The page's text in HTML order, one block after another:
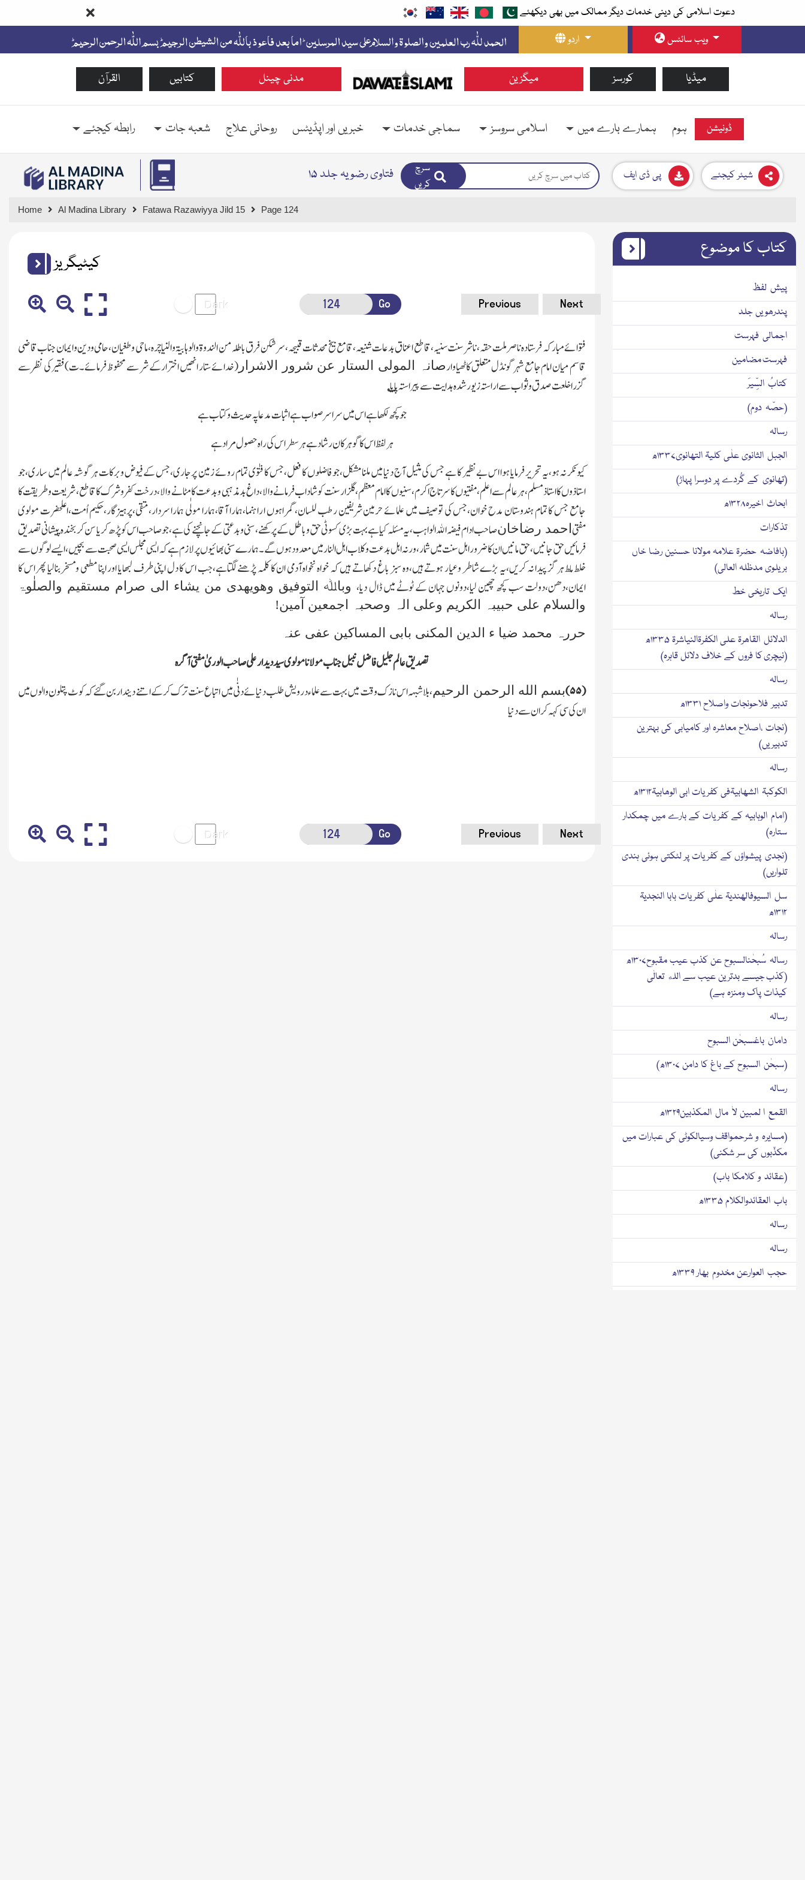
دعوت اسلامی کی دینی خدمات دیگر ممالک میں بھی دیکھئے
اردو
ویب سائٹس
القرآن کتابیں مدنی چینل میگزین کورسز میڈیا
ہوم ہمارے بارے میں اسلامی سروسز سماجی خدمات خبریں اور اپڈیٹس روحانی علاج شعبہ جات رابطہ کیجئے ڈونیشن
فتاوی رضویہ جلد ۱۵
سرچ
کریں
پی ڈی ایف شیئر کیجئے
Home Al Madina Library Fatawa Razawiyya Jild 15 Page 124
کیٹیگریز
Go Previous Next
فتوائے مبارکہ فرستادہ ناصر ملت حقہ،ناشر سنت سنیہ،قاطع اعناق بدعات شنیعہ،قامع بیخ محدثات قبیحہ،سرشکن فرق باطلہ من الندوۃ والوہابیۃ والنیاچرہ،ماحی وطغیان،حامی ودین وایمان جناب قاضی
قاسم میان امام جامع شہر گونڈل متعلق کاٹھیاوارصانہ المولی الستار عن شرور الاشرار(خدائے ستار انھیں اخترار کے شر سے محفوظ فرمائے۔ت)فقیر کی نظر سے
گزرا خلعت صدق وثواب سے اراستہ زیور شدہ ہدایت سے پیراستہ پایا؎
جو کچھ لکھا ہے اس میں سراسر صواب ہےاثبات مدعا پہ حدیث وکتاب ہے
ہر لفظ ا س کا گوہر کان رشاد ہے ہر سطر اس کی راہ حصول مرادہے
کیونکر نہ ہو،یہ تحریر فرمایا ہوا اس بے نظیر کا ہے جس کی مثیل آج دنیا میں ملنا مشکل،جو فاضلوں کا فعل،جس کا فتوٰی تمام روئے زمین پرجاری،جس کے فیوض وبرکات ہر گوشہ عالم میں ساری،جو
استاذوں کااستاذ مسلم،ہرعالم سے اعلم،مفتیوں کا سرتاج اکرم،سنیوں کا امام معظم،گلزار سنت کو شاداب فرمانےوالا،داغ بد مذہبی و بدعت کا مٹانے والا،درخت کفر وشرك کا قاطع، شریعت وطریقت کا
جامع جس کا تمام ہندوستان مدح خوان،جس کی توصیف میں علمائے حرمین شریفین رطب للسان، گمراہوں ا راہنما،ہمارا آقا،ہمارا مولٰی ہمارا سردار،متقی،پرہیزگار،حکیم اُمت،اعلحضرت مولوی
مفتیاحمد رضاخانصاحب ادام فیضہ الله الواہب،یہ مسئلہ کیا ہے بہت بڑی کسوٹی حق وباطل کے پرکھنے،سنی وبدعتی کے جانچنے کی ہے،جو صاحب اس کو پڑھ کر یا سن کر بخندہ پیشانی تصدیق
فرمائیں حق جانیں،حق مانیں ان کا ضرور اہل سنت میں شمار،ورنہ اہل بدعت وکلاب اہل النار میں معدود ہوں گے۔ہمارے سنی بھائیوں پرلازم ہے کہ ایسی مجلس ایسی صحبت سے بچیں،ایسے لوگوں سے
خلط ملط ہرگز پیدا نہ کریں،یہ بڑے شاطر وعیار ہوتے ہیں،وہ سبز باغ دکھاتے ہیں کہ خواہ نخواہ آدمی ان کا کلمہ پڑھنے لگتاہے،جب اس کا دل اپنی طرف لبھایا اور اپنا مطعی ومسخر بنالیا پھر اس کا
ایمان،دھن،دولت سب کچھ چھین لیا،دونوں جہان کے ٹوٹے میں ڈال دیا، وباﷲ التوفیق وھویھدی من یشاء الی صرام مستقیم والصلٰوۃ
والسلام علی حبیبہ الکریم وعلی الہ وصحبہ اجمعین آمین!
حررہ محمد ضیا ء الدین المکنی بابی المساکین عفی عنہ
تصدیق عالم جلیل فاضل نبیل جناب مولانا مولوی سید دیدار علی صاحب الوریٰ مفتی آگرہ
(۵۵) بسم الله الرحمن الرحیم،بلا شبہہ اس نازك وقت میں بہت سے علماء درویش طلب دنیائے دنٰی میں اتباع سنت ترك کرکے اتنے دیندار بن گئے کہ کوٹ پتلون والوں میں
ان کی سی کہہ کر ان سے دنیا
Go Previous Next
کتاب کا موضوع
پیش لفظ
پندرھویں جلد
اجمالی فہرست
فہرست مضامین
کتابُ السِّیرَ
(حصّہ دوم)
رسالہ
الجبل الثانوی علٰی کلیۃ التھانوی۱۳۳۷ھ
(تھانوی کے گُردے پر دوسرا پہاڑ)
ابحاث اخیرہ۱۳۲۸ھ
تذکارات
(بافاضہ حضرۃ علامہ مولانا حسنین رضا خاں
بریلوی مدظلہ العالی)
ایک تاریخی خط
رسالہ
الدلائل القاھرۃ علی الکفرۃالنیاشرۃ ۱۳۳۵ھ
(نیچری کا فروں کے خلاف دلائل قاہرہ)
رسالہ
تدبیر فلاحونجات واصلاح ۱۳۳۱ھ
(نجات ،اصلاح معاشرہ اور کامیابی کی بہترین
تدبیریں)
رسالہ
الکوکبۃ الشھابیۃفی کفریات ابی الوھابیۃ۱۳۱۲ھ
(امام الوہابیہ کے کفریات کے بارے میں چمکدار
ستارہ)
(نجدی پیشواؤں کے کفریات پر لٹکتی ہوئی ہندی
تلواریں)
سل السیوفالھندیۃ علٰی کفریات بابا النجدیۃ
۱۳۱۲ھ
رسالہ
رسالہ سُبحٰنالسبوح عن کذب عیب مقبوح۱۳۰۷ھ
(کذب جیسے بدترین عیب سے الله تعالٰی
کیذات پاك ومنزہ ہے)
رسالہ
دامان باغسبحٰن السبوح
(سبحٰن السبوح کے باغ کا دامن ۱۳۰۷ھ)
رسالہ
القمع ا لمبین لاٰ مال المکذبین۱۳۲۹ھ
(مسایرہ و شرحمواقف وسیالکوٹی کی عبارات میں
مکذّبوں کی سر شکنی)
(عقائد و کلامکا باب)
باب العقائدوالکلام ۱۳۳۵ھ
رسالہ
رسالہ
حجب العوارعن مخدوم بھار ۱۳۳۹ھ